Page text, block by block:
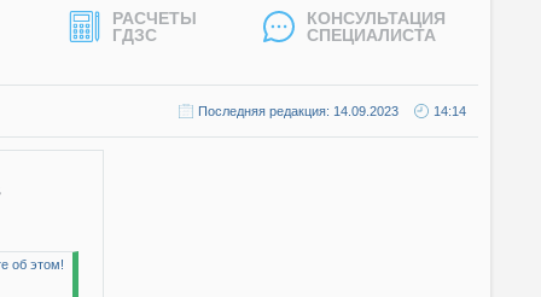
РАСЧЕТЫ
ГДЗС
КОНСУЛЬТАЦИЯ
СПЕЦИАЛИСТА
Последняя редакция: 14.09.2023 14:14
об этом!